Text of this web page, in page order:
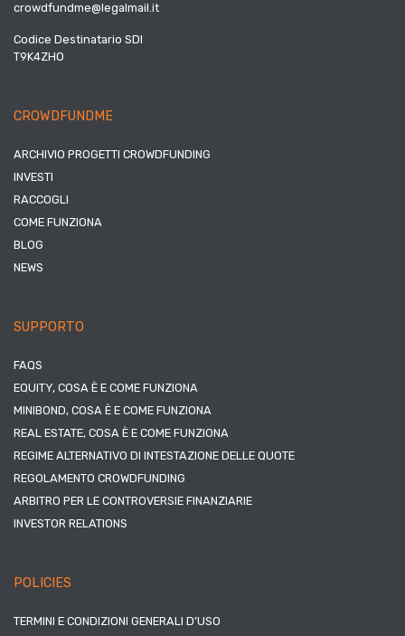
crowdfundme@legalmail.it
Codice Destinatario SDI
T9K4ZHO
CROWDFUNDME
ARCHIVIO PROGETTI CROWDFUNDING
INVESTI
RACCOGLI
COME FUNZIONA
BLOG
NEWS
SUPPORTO
FAQS
EQUITY, COSA È E COME FUNZIONA
MINIBOND, COSA È E COME FUNZIONA
REAL ESTATE, COSA È E COME FUNZIONA
REGIME ALTERNATIVO DI INTESTAZIONE DELLE QUOTE
REGOLAMENTO CROWDFUNDING
ARBITRO PER LE CONTROVERSIE FINANZIARIE
INVESTOR RELATIONS
POLICIES
TERMINI E CONDIZIONI GENERALI D’USO